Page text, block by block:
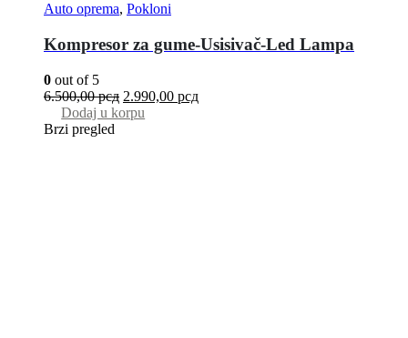
Auto oprema, Pokloni
Kompresor za gume-Usisivač-Led Lampa
0 out of 5
6.500,00рсд 2.990,00 рсд
Dodaj u korpu
Brzi pregled